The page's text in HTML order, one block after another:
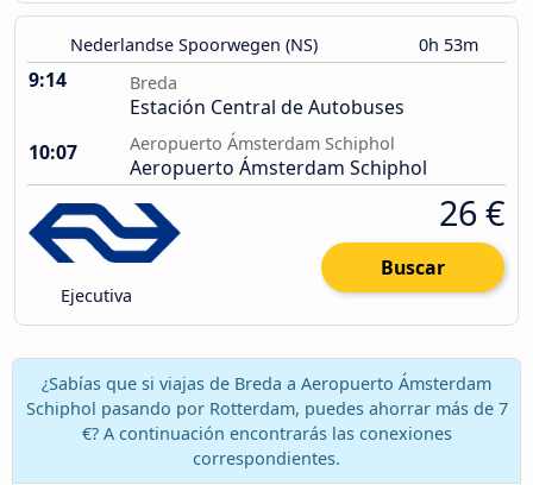
Nederlandse Spoorwegen (NS) 0h 53m
9:14 Breda
Estación Central de Autobuses
10:07
Aeropuerto Ámsterdam Schiphol
Aeropuerto Ámsterdam Schiphol
Ejecutiva
26 €
Buscar
¿Sabías que si viajas de Breda a Aeropuerto Ámsterdam
Schiphol pasando por Rotterdam, puedes ahorrar más de 7
€? A continuación encontrarás las conexiones
correspondientes.